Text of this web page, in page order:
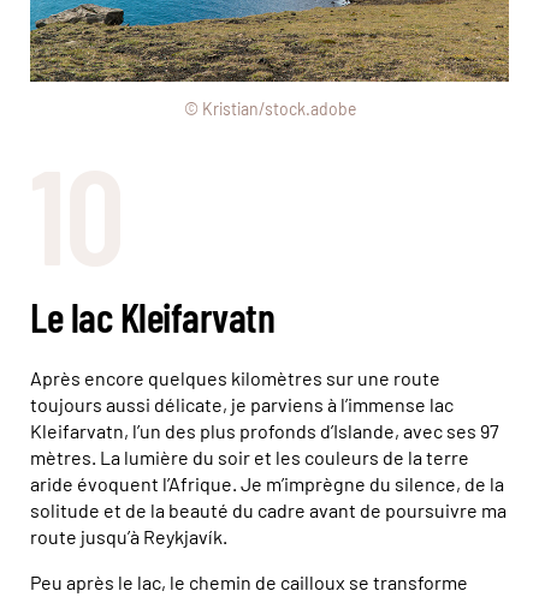
© Kristian/stock.adobe
Le lac Kleifarvatn
Après encore quelques kilomètres sur une route
toujours aussi délicate, je parviens à l’immense lac
Kleifarvatn, l’un des plus profonds d’Islande, avec ses 97
mètres. La lumière du soir et les couleurs de la terre
aride évoquent l’Afrique. Je m’imprègne du silence, de la
solitude et de la beauté du cadre avant de poursuivre ma
route jusqu’à Reykjavík.
Peu après le lac, le chemin de cailloux se transforme